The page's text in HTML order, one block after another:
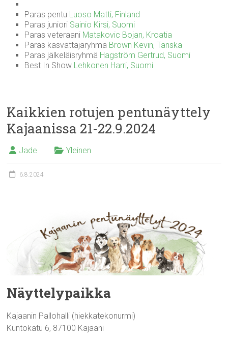
Paras pentu Luoso Matti, Finland
Paras juniori Sainio Kirsi, Suomi
Paras veteraani Matakovic Bojan, Kroatia
Paras kasvattajaryhmä Brown Kevin, Tanska
Paras jälkeläisryhmä Hagström Gertrud, Suomi
Best In Show Lehkonen Harri, Suomi
Kaikkien rotujen pentunäyttely
Kajaanissa 21-22.9.2024
Jade Yleinen
6.8.2024
Näyttelypaikka
Kajaanin Pallohalli (hiekkatekonurmi)
Kuntokatu 6, 87100 Kajaani